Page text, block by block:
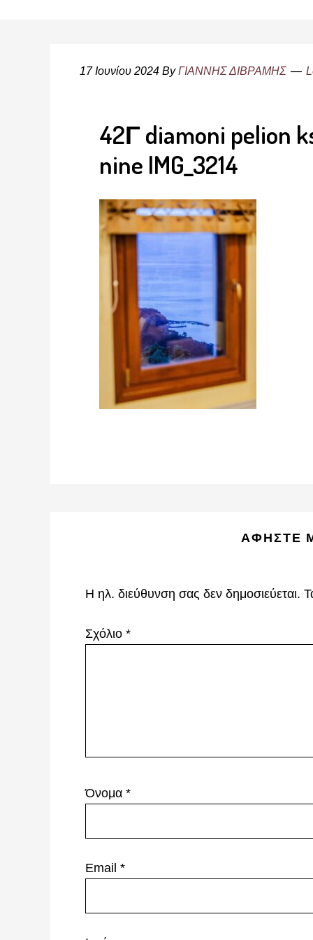
17 Ιουνίου 2024 ByΓΙΑΝΝΗΣ ΔΙΒΡΑΜΗΣ
42Γ diamoni pelion
nine IMG_3214
ΑΦΉΣΤΕ
Η ηλ. διεύθυνση σας δεν δημοσιεύεται.
Σχόλιο *
Όνομα *
Email *